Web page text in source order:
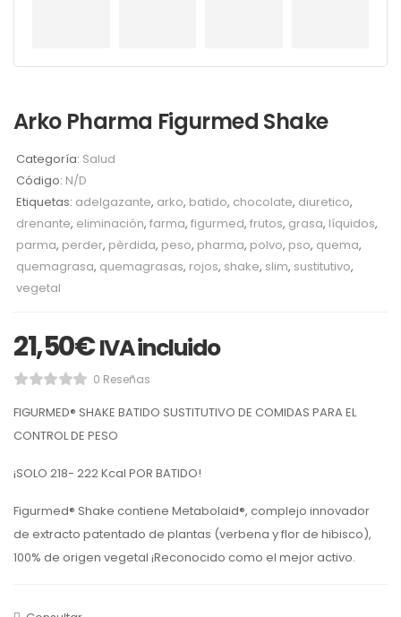
Arko Pharma Figurmed Shake
Categoría: Salud
Código: N/D
Etiquetas: adelgazante, arko, batido, chocolate, diuretico,
drenante, eliminación, farma, figurmed, frutos, grasa, líquidos,
parma, perder, pèrdida, peso, pharma, polvo, pso, quema,
quemagrasa, quemagrasas, rojos, shake, slim, sustitutivo,
vegetal
21,50€ IVA incluido
0 Reseñas
FIGURMED® SHAKE BATIDO SUSTITUTIVO DE COMIDAS PARA EL
CONTROL DE PESO
¡SOLO 218- 222 Kcal POR BATIDO!
Figurmed® Shake contiene Metabolaid®, complejo innovador
de extracto patentado de plantas (verbena y flor de hibisco),
100% de origen vegetal ¡Reconocido como el mejor activo.